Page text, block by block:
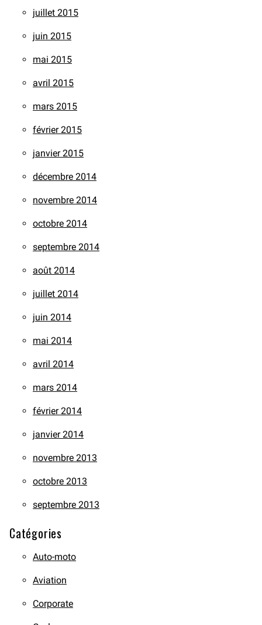
juillet 2015
juin 2015
mai 2015
avril 2015
mars 2015
février 2015
janvier 2015
décembre 2014
novembre 2014
octobre 2014
septembre 2014
août 2014
juillet 2014
juin 2014
mai 2014
avril 2014
mars 2014
février 2014
janvier 2014
novembre 2013
octobre 2013
septembre 2013
Catégories
Auto-moto
Aviation
Corporate